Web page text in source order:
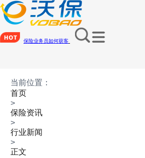
保险业务员如何获客
当前位置：
首页
>
保险资讯
>
行业新闻
>
正文